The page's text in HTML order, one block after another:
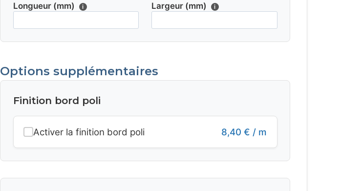
Longueur (mm) i Largeur (mm) i
Options supplémentaires
Finition bord poli
Activer la finition bord poli 8,40€ / m